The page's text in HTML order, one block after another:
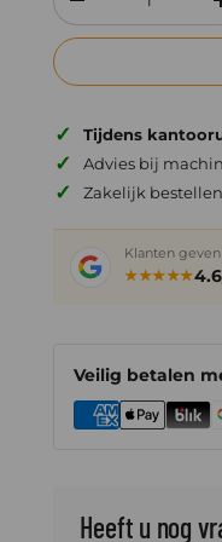
Verlaag de
✓ Tijdens
✓ Advies bij
✓ Zakelijk
Klanten
★★★★★
Veilig betalen
Heeft u nog